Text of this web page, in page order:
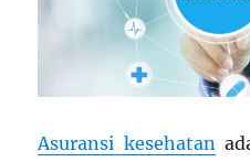
Asuransi kesehatan